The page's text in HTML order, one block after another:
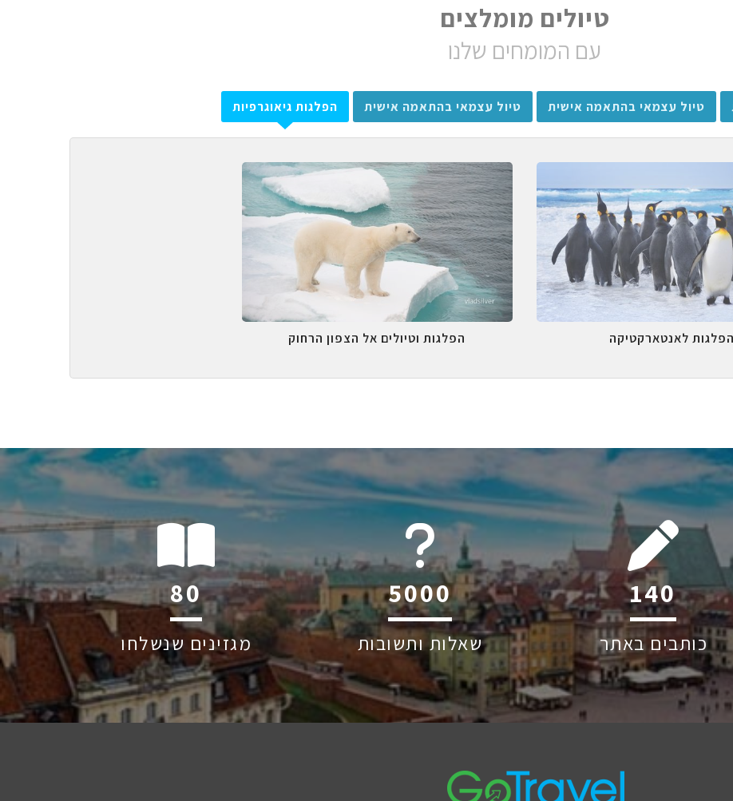
טיולים מומלצים
עם המומחים שלנו
טיול עצמאי בהתאמה אישית טיול עצמאי בהתאמה אישית הפלגות גיאוגרפיות
הפלגות לאנטארקטיקה הפלגות וטיולים אל הצפון הרחוק
123
מגזינים שנשלחו
6045
שאלות ותשובות
215
כותבים באתר